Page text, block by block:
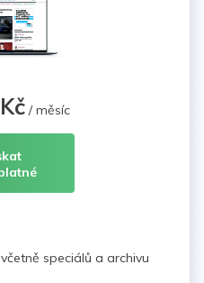
/ měsíc
speciálů a archivu